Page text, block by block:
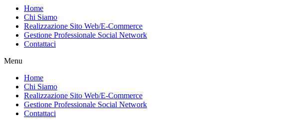
Home
Chi Siamo
Realizzazione Sito Web/E-Commerce
Gestione Professionale Social Network
Contattaci
Menu
Home
Chi Siamo
Realizzazione Sito Web/E-Commerce
Gestione Professionale Social Network
Contattaci